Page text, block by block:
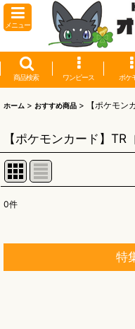
メニュー
商品検索 ワンピース ポケ
ホーム > おすすめ商品 > 【ポケモン
【ポケモンカード】TR
0件
特